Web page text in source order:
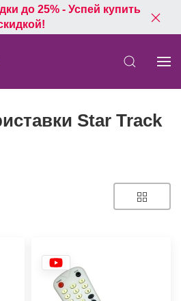
до 25% - Успей купить
Star Track